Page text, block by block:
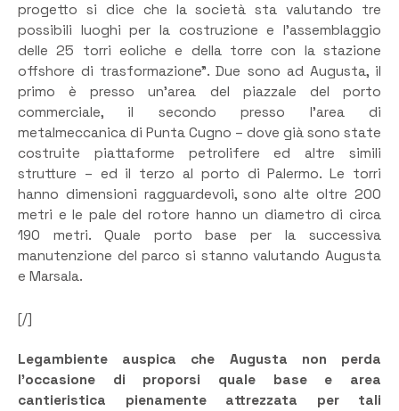
progetto si dice che la società sta valutando tre
possibili luoghi per la costruzione e l’assemblaggio
delle 25 torri eoliche e della torre con la stazione
offshore di trasformazione”. Due sono ad Augusta, il
primo è presso un’area del piazzale del porto
commerciale, il secondo presso l’area di
metalmeccanica di Punta Cugno – dove già sono state
costruite piattaforme petrolifere ed altre simili
strutture – ed il terzo al porto di Palermo. Le torri
hanno dimensioni ragguardevoli, sono alte oltre 200
metri e le pale del rotore hanno un diametro di circa
190 metri. Quale porto base per la successiva
manutenzione del parco si stanno valutando Augusta
e Marsala.
[/]
Legambiente auspica che Augusta non perda
l’occasione di proporsi quale base e area
cantieristica pienamente attrezzata per tali